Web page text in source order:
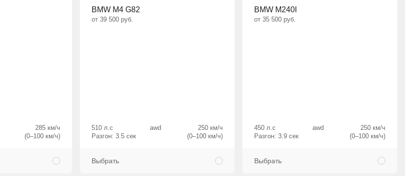
285 км/ч
(0–100 км/ч)
BMW M4 G82
от 39 500 руб.
510 л.с awd
250 км/ч
Разгон: 3.5 сек
(0–100 км/ч)
Выбрать
BMW M240I
от 35 500 руб.
450 л.с awd
250 км/ч
Разгон: 3.9 сек
(0–100 км/ч)
Выбрать